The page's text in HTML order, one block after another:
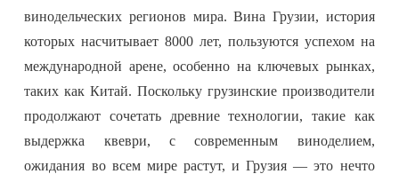
винодельческих регионов мира. Вина Грузии, история
которых насчитывает 8000 лет, пользуются успехом на
международной арене, особенно на ключевых рынках,
таких как Китай. Поскольку грузинские производители
продолжают сочетать древние технологии, такие как
выдержка квеври, с современным виноделием,
ожидания во всем мире растут, и Грузия — это нечто